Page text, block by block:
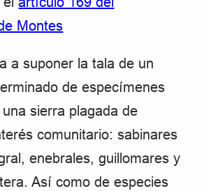
Montes
a suponer la tala de un
de especímenes
sierra plagada de
comunitario: sabinares
enebrales, guillomares y
Así como de especies